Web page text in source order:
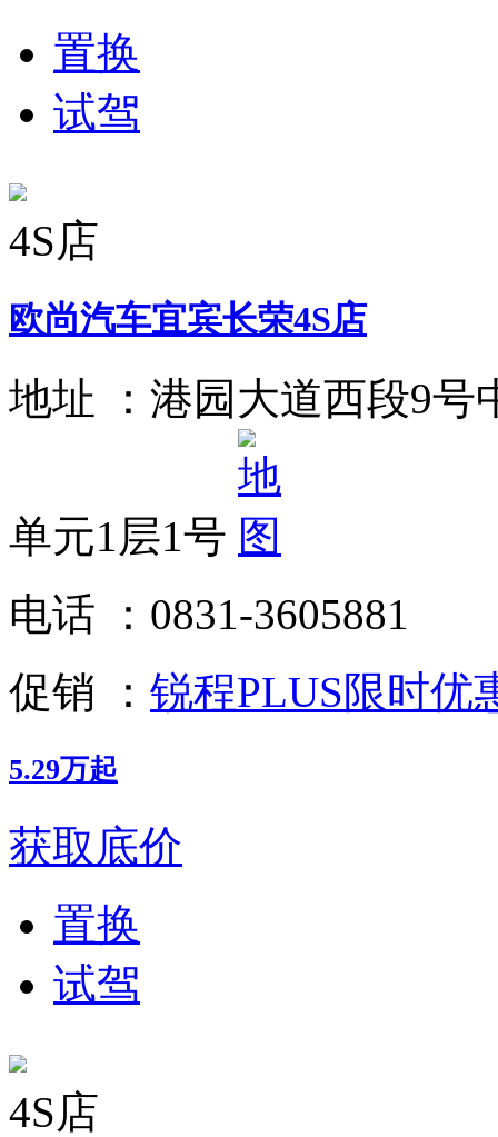
置换
试驾
4S店
欧尚汽车宜宾长荣4S店
地址 ： 港园大道西段9号
单元1层1号
电话 ： 0831-3605881
促销 ： 锐程PLUS限时优
5.29万起
获取底价
置换
试驾
4S店